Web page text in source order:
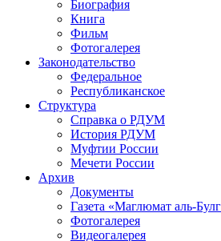
Биография
Книга
Фильм
Фотогалерея
Законодательство
Федеральное
Республиканское
Структура
Справка о РДУМ
История РДУМ
Муфтии России
Мечети России
Архив
Документы
Газета «Маглюмат аль-
Фотогалерея
Видеогалерея